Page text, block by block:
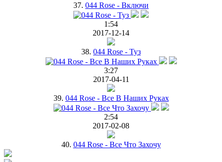
37. 044 Rose - Включи
1:54
2017-12-14
38. 044 Rose - Туз
3:27
2017-04-11
39. 044 Rose - Все В Наших Руках
2:54
2017-02-08
40. 044 Rose - Все Что Захочу